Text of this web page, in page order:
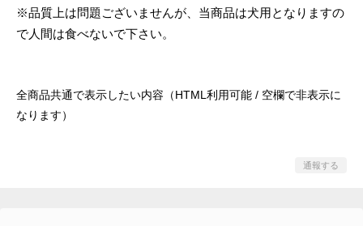
※品質上は問題ございませんが、当商品は犬用となりますの
で人間は食べないで下さい。
全商品共通で表示したい内容（HTML利用可能 / 空欄で非表示に
なります）
通報する